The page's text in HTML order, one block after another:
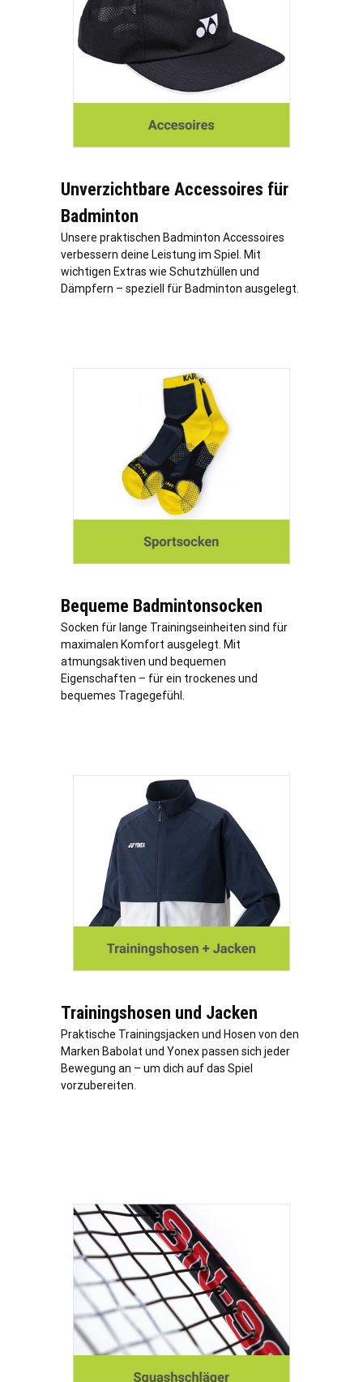
Unverzichtbare Accessoires für
Badminton
Unsere praktischen Badminton Accessoires
verbessern deine Leistung im Spiel. Mit
wichtigen Extras wie Schutzhüllen und
Dämpfern – speziell für Badminton ausgelegt.
Bequeme Badmintonsocken
Socken für lange Trainingseinheiten sind für
maximalen Komfort ausgelegt. Mit
atmungsaktiven und bequemen
Eigenschaften – für ein trockenes und
bequemes Tragegefühl.
Trainingshosen und Jacken
Praktische Trainingsjacken und Hosen von den
Marken Babolat und Yonex passen sich jeder
Bewegung an – um dich auf das Spiel
vorzubereiten.